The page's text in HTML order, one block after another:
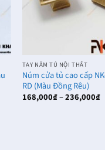
TAY NẮM TỦ NỘI THẤT
Núm cửa tủ cao cấp
RD (Màu Đồng Rêu)
168,000₫–236,000₫